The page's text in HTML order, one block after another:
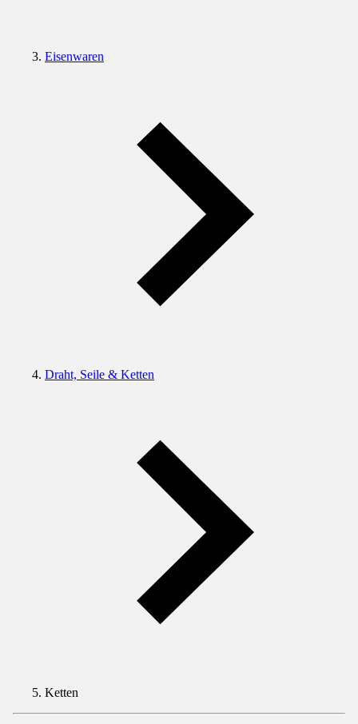
Eisenwaren
Draht, Seile & Ketten
Ketten